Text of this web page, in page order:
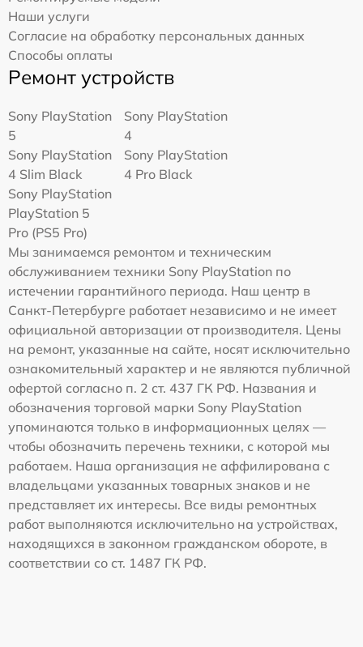
Наши услуги
Согласие на обработку персональных данных
Способы оплаты
Ремонт устройств
Sony PlayStation
5
Sony PlayStation
4
Sony PlayStation
4 Slim Black
Sony PlayStation
4 Pro Black
Sony PlayStation
PlayStation 5
Pro (PS5 Pro)
Мы занимаемся ремонтом и техническим
обслуживанием техники Sony PlayStation по
истечении гарантийного периода. Наш центр в
Санкт-Петербурге работает независимо и не имеет
официальной авторизации от производителя. Цены
на ремонт, указанные на сайте, носят исключительно
ознакомительный характер и не являются публичной
офертой согласно п. 2 ст. 437 ГК РФ. Названия и
обозначения торговой марки Sony PlayStation
упоминаются только в информационных целях —
чтобы обозначить перечень техники, с которой мы
работаем. Наша организация не аффилирована с
владельцами указанных товарных знаков и не
представляет их интересы. Все виды ремонтных
работ выполняются исключительно на устройствах,
находящихся в законном гражданском обороте, в
соответствии со ст. 1487 ГК РФ.